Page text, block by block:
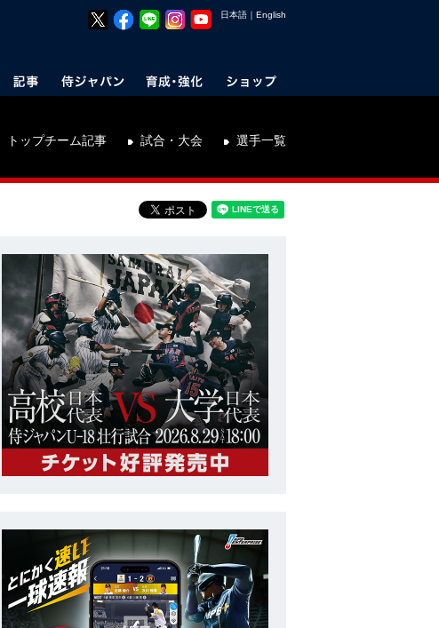
日本語 ｜ English
トップチーム記事 試合・大会 選手一覧